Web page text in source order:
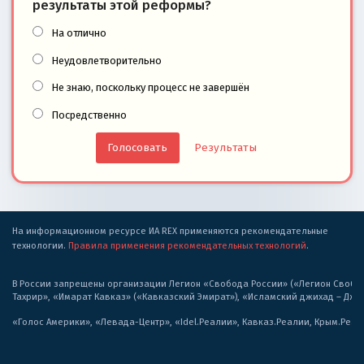
результаты этой реформы?
На отлично
Неудовлетворительно
Не знаю, поскольку процесс не завершён
Посредственно
Результаты
На информационном ресурсе ИА REX применяются рекомендательные
технологии. Правила применения рекомендательных технологий.
В России запрещены организации Легион «Свобода России» («Легион
Тахрир», «Имарат Кавказ» («Кавказский Эмират»), «Исламский джихад –
«Голос Америки», «Левада-Центр», «Idel.Реалии», Кавказ.Реалии,